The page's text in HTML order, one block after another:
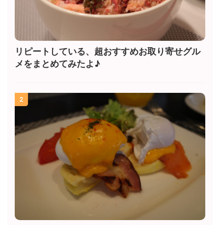
リピートしている、超おすすめお取り寄せグル
メをまとめてみたよ♪
2